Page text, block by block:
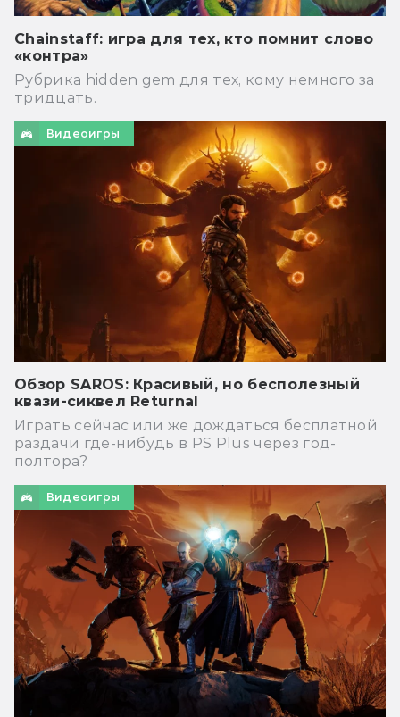
Chainstaff: игра для тех, кто помнит слово
«контра»
Рубрика hidden gem для тех, кому немного за
тридцать.
Видеоигры
Обзор SAROS: Красивый, но бесполезный
квази-сиквел Returnal
Играть сейчас или же дождаться бесплатной
раздачи где-нибудь в PS Plus через год-
полтора?
Видеоигры